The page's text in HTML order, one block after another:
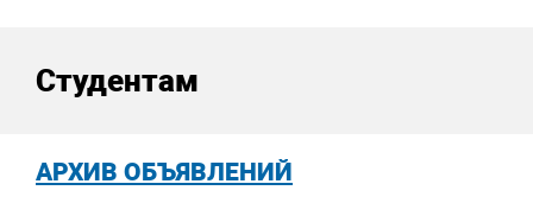
Студентам
АРХИВ ОБЪЯВЛЕНИЙ